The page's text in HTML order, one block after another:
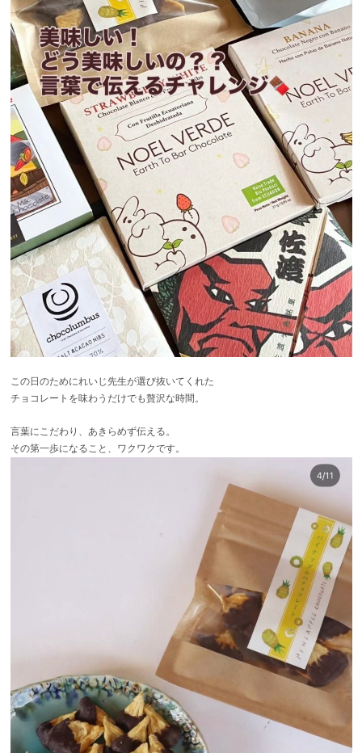
この日のためにれいじ先生が選び抜いてくれた
チョコレートを味わうだけでも贅沢な時間。
言葉にこだわり、あきらめず伝える。
その第一歩になること、ワクワクです。